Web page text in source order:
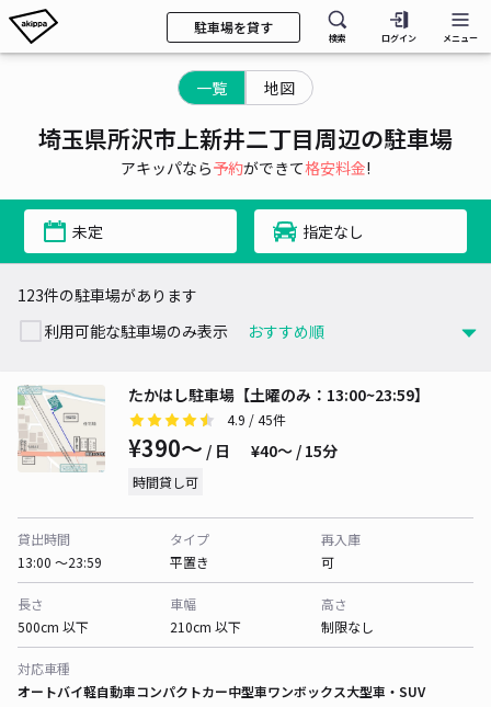
駐車場を貸す
検索 ログイン メニュー
一覧 地図
埼玉県所沢市上新井二丁目周辺の駐車場
アキッパなら予約ができて格安料金!
未定 指定なし
123件の駐車場があります
利用可能な駐車場のみ表示
たかはし駐車場【土曜のみ：13:00~23:59】
4.9 / 45件
¥390〜 / 日 ¥40〜 / 15分
時間貸し可
貸出時間
13:00 〜23:59
タイプ
平置き
再入庫
可
長さ
500cm 以下
車幅
210cm 以下
高さ
制限なし
対応車種
オートバイ軽自動車コンパクトカー中型車ワンボックス大型車・SUV